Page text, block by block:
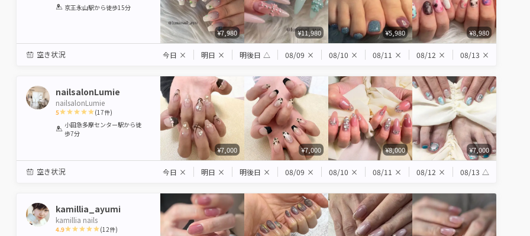
1 2 3 4 5
京王永山駅から徒歩15分
¥7,980 ¥11,980 ¥5,980 ¥8,980
空き状況 今日 × 明日 × 明後日 △ 08/09 × 08/10 × 08/11 × 08/12 × 08/13 ×
nailsalonLumie
nailsalonLumie
5
1
Star
2
Stars
3
Stars
4
Stars
5
(17件)
小田急多摩センター駅から徒
歩7分
¥7,000 ¥7,000 ¥8,000 ¥7,000
空き状況 今日 × 明日 × 明後日 × 08/09 × 08/10 × 08/11 × 08/12 × 08/13 △
kamillia_ayumi
kamillia nails
4.9 (12件)